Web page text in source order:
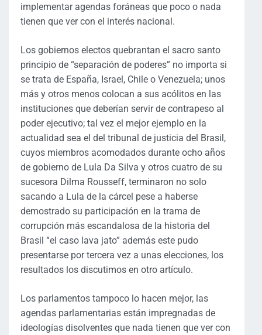
implementar agendas foráneas que poco o nada
tienen que ver con el interés nacional.
Los gobiernos electos quebrantan el sacro santo
principio de “separación de poderes” no importa si
se trata de España, Israel, Chile o Venezuela; unos
más y otros menos colocan a sus acólitos en las
instituciones que deberían servir de contrapeso al
poder ejecutivo; tal vez el mejor ejemplo en la
actualidad sea el del tribunal de justicia del Brasil,
cuyos miembros acomodados durante ocho años
de gobierno de Lula Da Silva y otros cuatro de su
sucesora Dilma Rousseff, terminaron no solo
sacando a Lula de la cárcel pese a haberse
demostrado su participación en la trama de
corrupción más escandalosa de la historia del
Brasil “el caso lava jato” además este pudo
presentarse por tercera vez a unas elecciones, los
resultados los discutimos en otro artículo.
Los parlamentos tampoco lo hacen mejor, las
agendas parlamentarias están impregnadas de
ideologías disolventes que nada tienen que ver con